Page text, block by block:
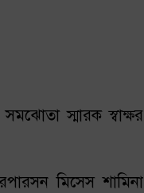
সমঝোতা স্মারক স্বাক্ষর
মিসেস শামিনা